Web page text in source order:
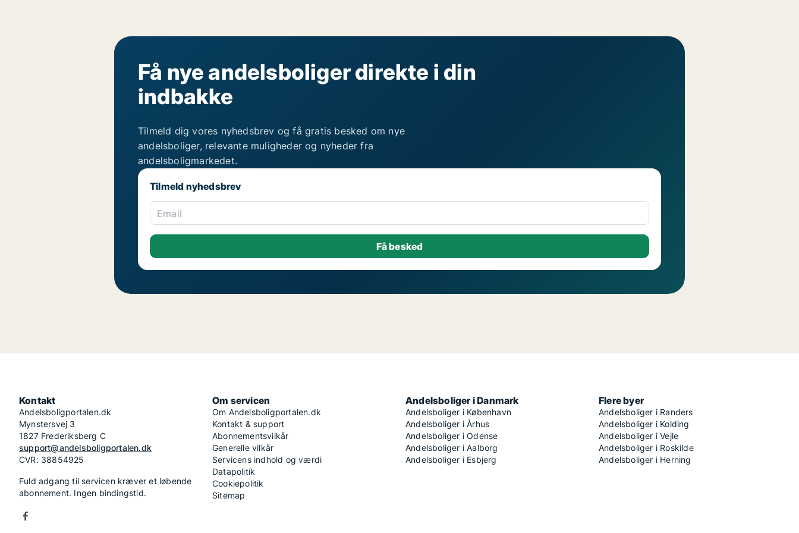
Få nye andelsboliger direkte i din
indbakke
Tilmeld dig vores nyhedsbrev og få gratis besked om nye
andelsboliger, relevante muligheder og nyheder fra
andelsboligmarkedet.
Tilmeld nyhedsbrev
Email
Kontakt
Andelsboligportalen.dk
Mynstersvej 3
1827 Frederiksberg C
support@andelsboligportalen.dk
CVR: 38854925
Fuld adgang til servicen kræver et løbende
abonnement. Ingen bindingstid.
Om servicen
Om Andelsboligportalen.dk
Kontakt & support
Abonnementsvilkår
Generelle vilkår
Servicens indhold og værdi
Datapolitik
Cookiepolitik
Sitemap
Andelsboliger i Danmark
Andelsboliger i København
Andelsboliger i Århus
Andelsboliger i Odense
Andelsboliger i Aalborg
Andelsboliger i Esbjerg
Flere byer
Andelsboliger i Randers
Andelsboliger i Kolding
Andelsboliger i Vejle
Andelsboliger i Roskilde
Andelsboliger i Herning